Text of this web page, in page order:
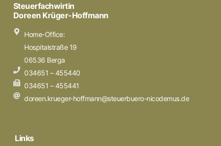
Steuerfachwirtin
Doreen Krüger-Hoffmann
Home-Office:
Hospitalstraße 19
06536 Berga
034651 – 455440
034651 – 455441
doreen.krueger-hoffmann@steuerbuero-nicodemus.de
Links